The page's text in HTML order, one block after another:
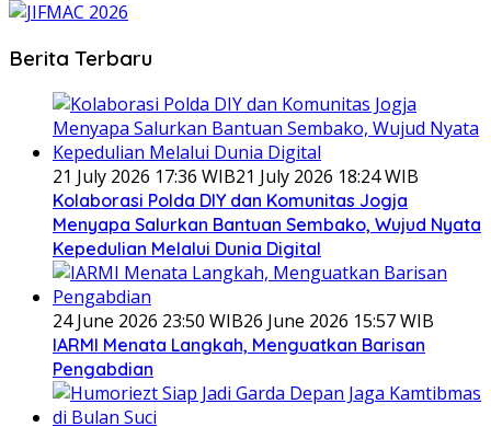
Berita Terbaru
21 July 2026 17:36 WIB21 July 2026 18:24 WIB
Kolaborasi Polda DIY dan Komunitas Jogja
Menyapa Salurkan Bantuan Sembako, Wujud Nyata
Kepedulian Melalui Dunia Digital
24 June 2026 23:50 WIB26 June 2026 15:57 WIB
IARMI Menata Langkah, Menguatkan Barisan
Pengabdian